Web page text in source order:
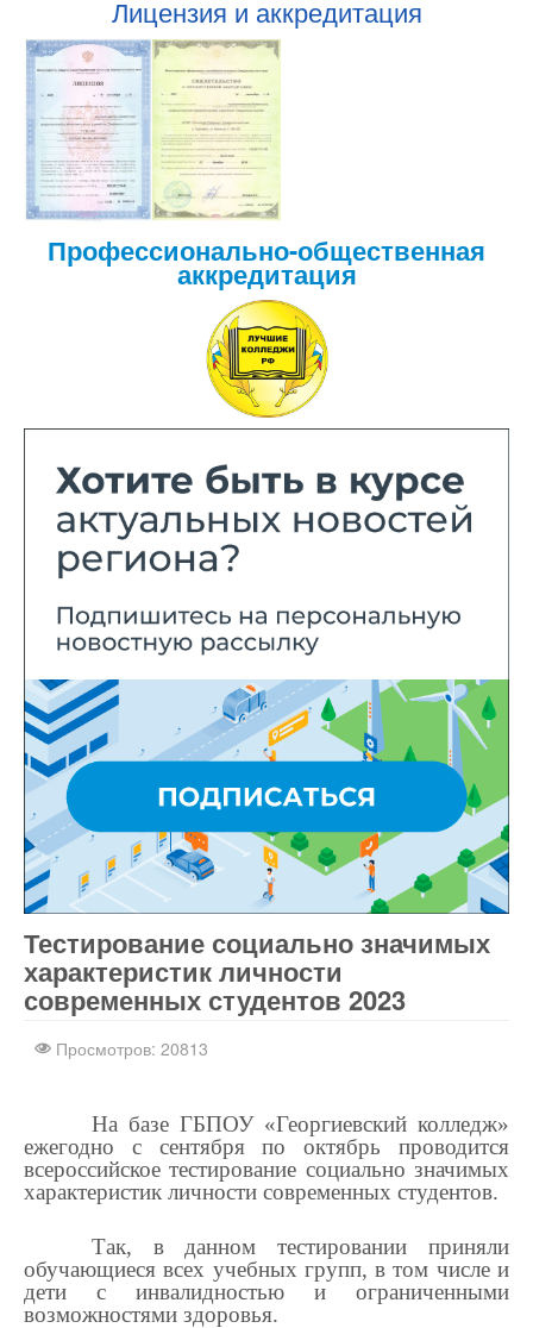
Лицензия и аккредитация
Профессионально-общественная
аккредитация
Интернет-магазинnachodki.ru
Тестирование социально значимых
характеристик личности
современных студентов 2023
Просмотров: 20813
На базе ГБПОУ «Георгиевский колледж»
ежегодно с сентября по октябрь проводится
всероссийское тестирование социально значимых
характеристик личности современных студентов.
Так, в данном тестировании приняли
обучающиеся всех учебных групп, в том числе и
дети с инвалидностью и ограниченными
возможностями здоровья.